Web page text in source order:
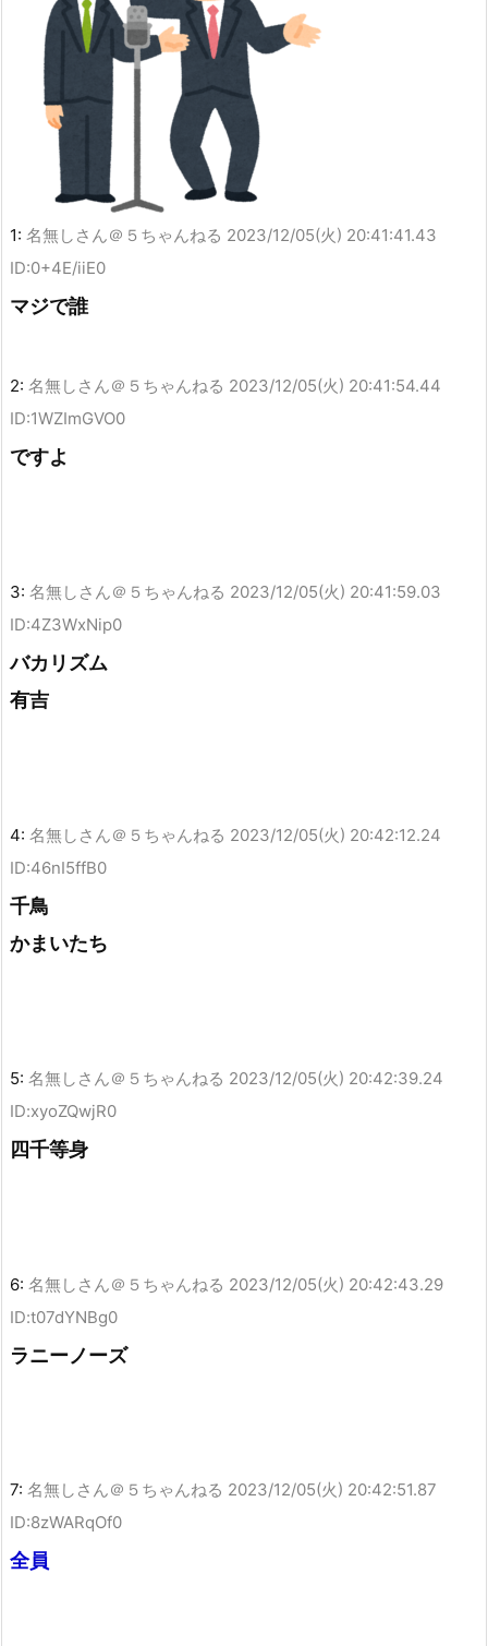
1: 名無しさん＠５ちゃんねる 2023/12/05(火) 20:41:41.43
ID:0+4E/iiE0
マジで誰
2: 名無しさん＠５ちゃんねる 2023/12/05(火) 20:41:54.44
ID:1WZImGVO0
ですよ
3: 名無しさん＠５ちゃんねる 2023/12/05(火) 20:41:59.03
ID:4Z3WxNip0
バカリズム
有吉
4: 名無しさん＠５ちゃんねる 2023/12/05(火) 20:42:12.24
ID:46nI5ffB0
千鳥
かまいたち
5: 名無しさん＠５ちゃんねる 2023/12/05(火) 20:42:39.24
ID:xyoZQwjR0
四千等身
6: 名無しさん＠５ちゃんねる 2023/12/05(火) 20:42:43.29
ID:t07dYNBg0
ラニーノーズ
7: 名無しさん＠５ちゃんねる 2023/12/05(火) 20:42:51.87
ID:8zWARqOf0
全員